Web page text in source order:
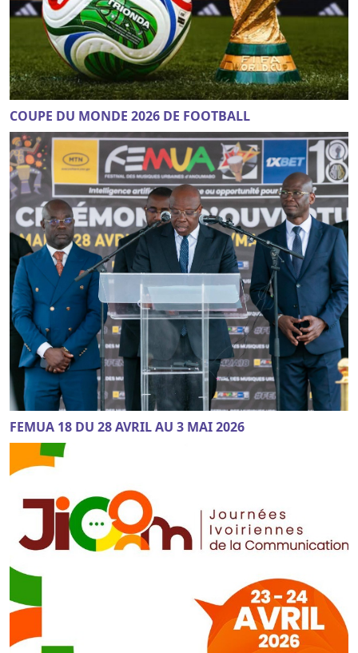
COUPE DU MONDE 2026 DE FOOTBALL
FEMUA 18 DU 28 AVRIL AU 3 MAI 2026